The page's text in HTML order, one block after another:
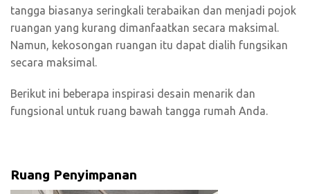
tangga biasanya seringkali terabaikan dan menjadi pojok
ruangan yang kurang dimanfaatkan secara maksimal.
Namun, kekosongan ruangan itu dapat dialih fungsikan
secara maksimal.
Berikut ini beberapa inspirasi desain menarik dan
fungsional untuk ruang bawah tangga rumah Anda.
Ruang Penyimpanan